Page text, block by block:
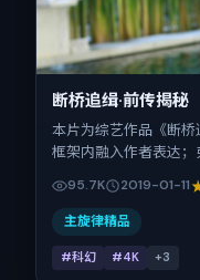
断桥追缉·前传揭秘
本片为综艺作品《断
框架内融入作者表达；
幻，主拍摄地与出品背
日（公映登记日
95.7K 2019-01-11
主旋律精品
#科幻 #4K +3